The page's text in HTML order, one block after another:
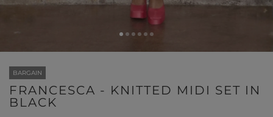
BARGAIN
FRANCESCA - KNITTED MIDI SET IN
BLACK